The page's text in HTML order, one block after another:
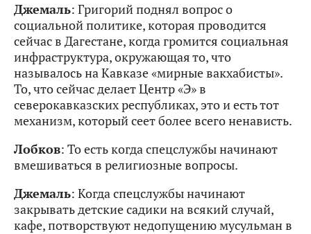
Джемаль: Григорий поднял вопрос о
социальной политике, которая проводится
сейчас в Дагестане, когда громится социальная
инфраструктура, окружающая то, что
называлось на Кавказе «мирные вакхабисты».
То, что сейчас делает Центр «Э» в
северокавказских республиках, это и есть тот
механизм, который сеет более всего ненависть.
Лобков: То есть когда спецслужбы начинают
вмешиваться в религиозные вопросы.
Джемаль: Когда спецслужбы начинают
закрывать детские садики на всякий случай,
кафе, потворствуют недопущению мусульман в